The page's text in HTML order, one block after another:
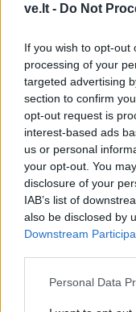
ve.lt - Do Not
If you wish to opt-out
processing of your
targeted advertising
section to confirm
opt-out request is
interest-based ads
us or personal
your opt-out. You
disclosure of your
IAB’s list of
also be disclosed by
Downstream
Personal Data
„Maccabi“ ir
priverstos glaustis
Belgrade bei
Pastarąjį kartą
rinktinė žaidė
2018-ųjų birželį
pasitikrino jėgas
uždarų durų
kelių dienų